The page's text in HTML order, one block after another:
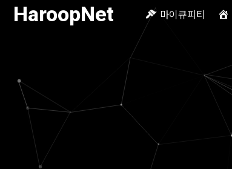
HaroopNet 마이큐피티